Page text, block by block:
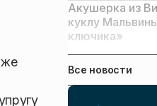
Акушерка из
куклу
ключика»
Все новости